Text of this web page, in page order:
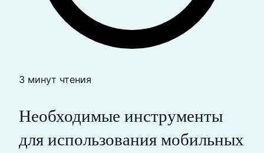
3 минут чтения
Необходимые инструменты
для использования мобильных